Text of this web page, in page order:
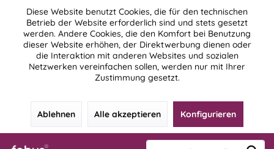
Diese Website benutzt Cookies, die für den technischen
Betrieb der Website erforderlich sind und stets gesetzt
werden. Andere Cookies, die den Komfort bei Benutzung
dieser Website erhöhen, der Direktwerbung dienen oder
die Interaktion mit anderen Websites und sozialen
Netzwerken vereinfachen sollen, werden nur mit Ihrer
Zustimmung gesetzt.
Ablehnen Alle akzeptieren Konfigurieren